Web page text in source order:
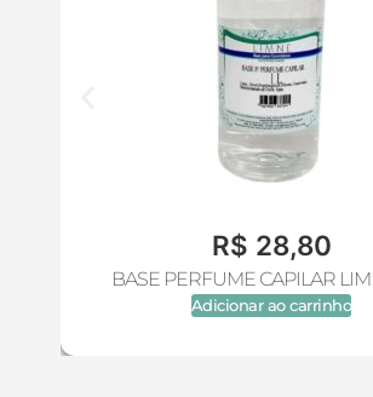
R$ 28,80
BASE PERFUME CAPILAR
Adicionar ao carrinho